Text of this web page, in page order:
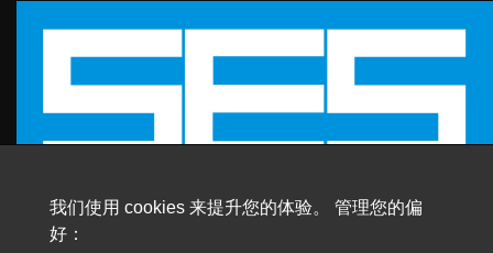
© 2026 SafEngServices & technologies ltd.
我们使用 cookies 来提升您的体验。 管理您的偏
好：